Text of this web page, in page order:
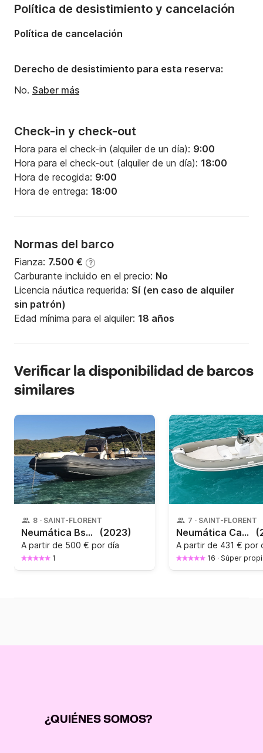
Check-in y check-out
Hora para el check-in (alquiler de un día): 9:00
Hora para el check-out (alquiler de un día): 18:00
Hora de recogida: 9:00
Hora de entrega: 18:00
Normas del barco
Fianza: 7.500 € ?
Carburante incluido en el precio: No
Licencia náutica requerida: Sí (en caso de alquiler
sin patrón)
Edad mínima para el alquiler: 18 años
Política de desistimiento y cancelación
Política de cancelación
Derecho de desistimiento para esta reserva:
No. Saber más
Verificar la disponibilidad de barcos
similares
8 · SAINT-FLORENT
Neumática Bsc Bsc 65 150CV (2023)
A partir de 500 € por día
1
7 · SAINT-FLORENT
Neumática Capelli Tempest 626 Limited 150CV
A partir de 431 € por
16 · Súper
¿QUIÉNES SOMOS?